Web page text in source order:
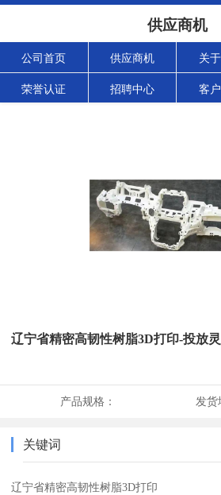
供应商机
公司首页 供应商机 关
荣誉认证 招聘中心 客
辽宁省精密高韧性树脂3D打印-投放
产品规格： 发货
关键词
辽宁省精密高韧性树脂3D打印